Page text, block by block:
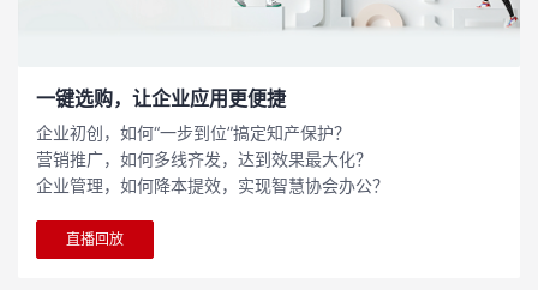
一键选购，让企业应用更便捷
企业初创，如何“一步到位”搞定知产保护？
营销推广，如何多线齐发，达到效果最大化？
企业管理，如何降本提效，实现智慧协会办公？
直播回放